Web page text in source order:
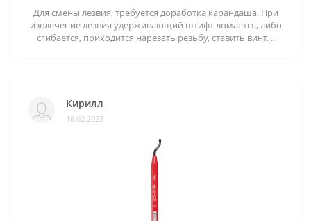
Для смены лезвия, требуется доработка карандаша. При
извлечение лезвия удерживающий штифт ломается, либо
сгибается, приходится нарезать резьбу, ставить винт. ..
Кирилл
18.02.2023